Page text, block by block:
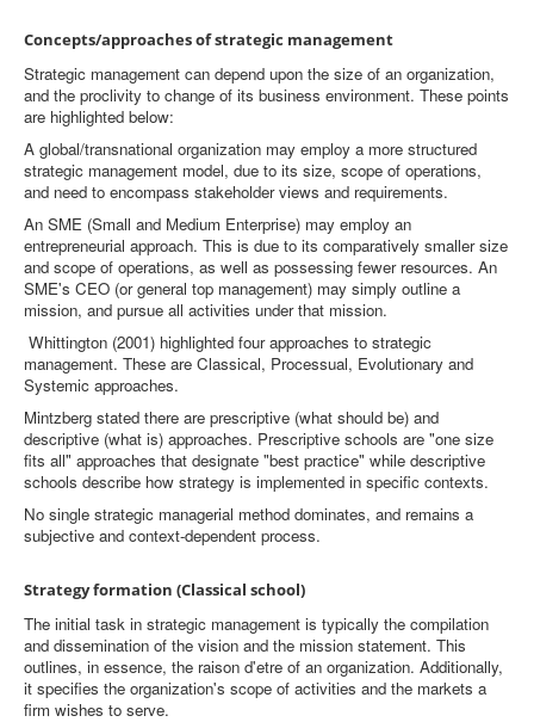
Concepts/approaches of strategic management
Strategic management can depend upon the size of an organization,
and the proclivity to change of its business environment. These points
are highlighted below:
A global/transnational organization may employ a more structured
strategic management model, due to its size, scope of operations,
and need to encompass stakeholder views and requirements.
An SME (Small and Medium Enterprise) may employ an
entrepreneurial approach. This is due to its comparatively smaller size
and scope of operations, as well as possessing fewer resources. An
SME's CEO (or general top management) may simply outline a
mission, and pursue all activities under that mission.
Whittington (2001) highlighted four approaches to strategic
management. These are Classical, Processual, Evolutionary and
Systemic approaches.
Mintzberg stated there are prescriptive (what should be) and
descriptive (what is) approaches. Prescriptive schools are "one size
fits all" approaches that designate "best practice" while descriptive
schools describe how strategy is implemented in specific contexts.
No single strategic managerial method dominates, and remains a
subjective and context-dependent process.
Strategy formation (Classical school)
The initial task in strategic management is typically the compilation
and dissemination of the vision and the mission statement. This
outlines, in essence, the raison d'etre of an organization. Additionally,
it specifies the organization's scope of activities and the markets a
firm wishes to serve.